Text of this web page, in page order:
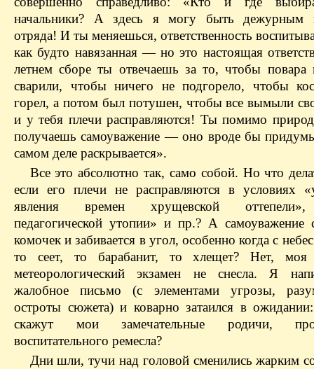
начальники? А здесь я могу быть дежурным
отряда! И ты меняешься, ответственность
как будто навязанная — но это настоящая
летнем сборе ты отвечаешь за то, чтобы повара
сварили, чтобы ничего не подгорело, чтобы
горел, а потом был потушен, чтобы все вымыли
и у тебя плечи расправляются! Ты помимо
получаешь самоуважение — оно вроде бы
самом деле раскрывается».
Все это абсолютно так, само собой. Но что
если его плечи не расправляются в условиях
явления времен хрущевской оттепели»,
педагогической утопии» и пр.? А самоуважение
комочек и забивается в угол, особенно когда с
то сеет, то барабанит, то хлещет? Нет,
метеорологический экзамен не снесла. Я
жалобное письмо (с элементами угрозы,
остроты сюжета) и коварно затаился в
скажут мои замечательные родичи,
воспитательного ремесла?
Дни шли, тучи над головой сменились жарким